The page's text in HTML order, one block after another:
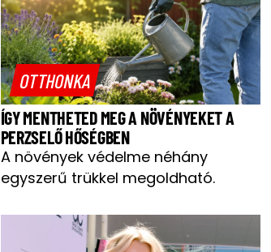
OTTHONKA
ÍGY MENTHETED MEG A NÖVÉNYEKET A
PERZSELŐ HŐSÉGBEN
A növények védelme néhány
egyszerű trükkel megoldható.